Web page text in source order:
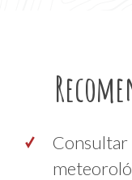
Consultar